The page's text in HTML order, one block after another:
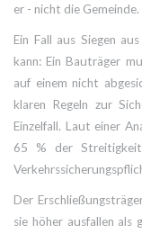
er - nicht die Gemeinde.
Ein Fall aus Siegen
kann: Ein Bauträger
auf einem nicht
klaren Regeln zur
Einzelfall. Laut einer
65 % der
Der
sie höher ausfallen als